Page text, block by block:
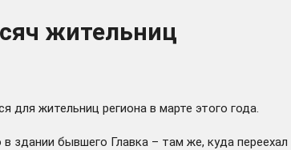
жительниц
жительниц региона в марте этого года.
здании бывшего Главка – там же, куда переехал